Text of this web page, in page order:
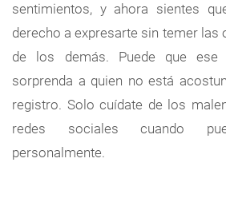
sentimientos, y ahora sientes
derecho a expresarte sin temer las
de los demás. Puede que ese
sorprenda a quien no está
registro. Solo cuídate de los
redes sociales cuando
personalmente.